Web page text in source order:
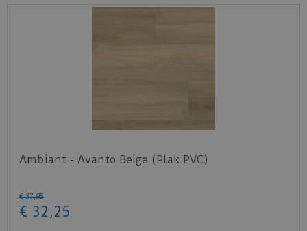
Ambiant - Avanto Beige (Plak PVC)
€ 37,95
€ 32 ,25